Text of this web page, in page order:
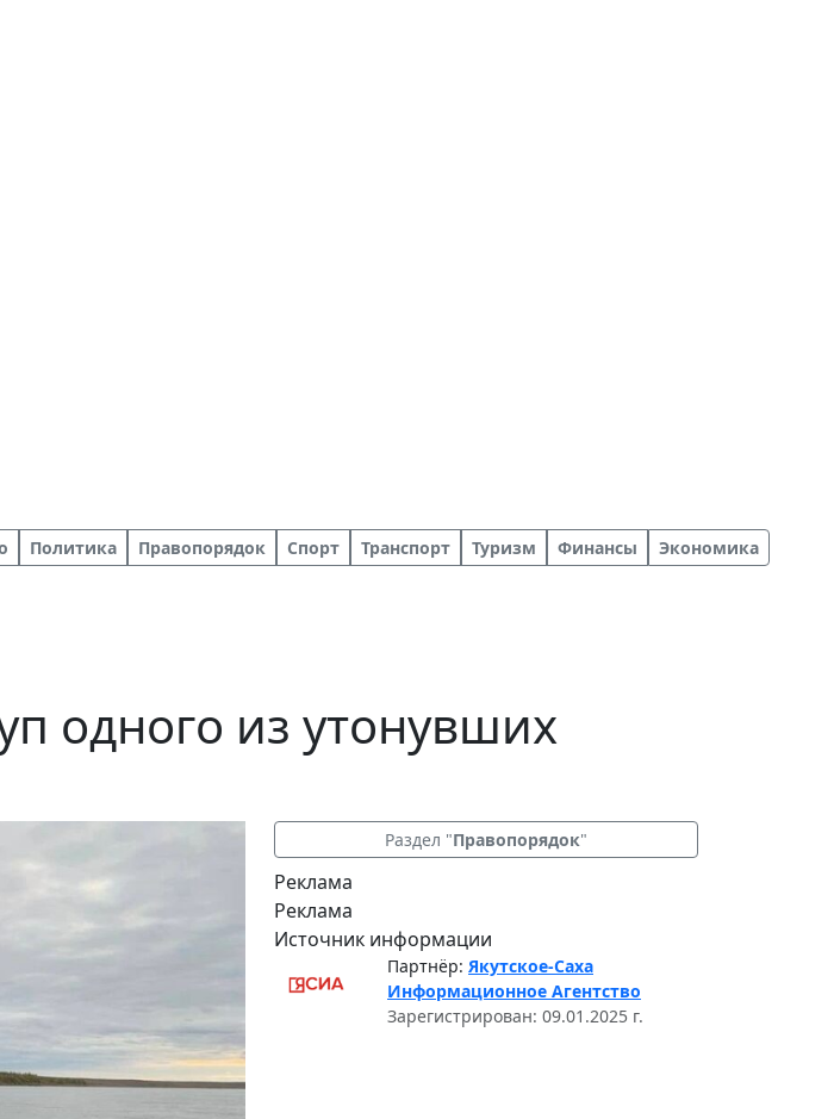
Политика Правопорядок Спорт Транспорт Туризм Финансы
Экономика
одного из утонувших
Раздел "Правопорядок"
Реклама
Реклама
Источник информации
Партнёр: Якутское-Саха
Информационное Агентство
Зарегистрирован: 09.01.2025 г.